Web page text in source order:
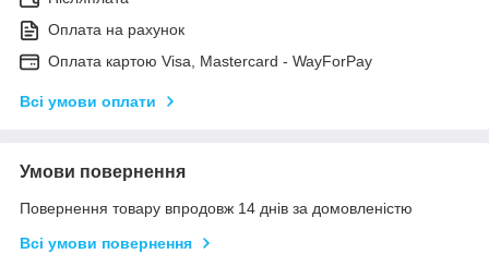
Оплата на рахунок
Оплата картою Visa, Mastercard - WayForPay
Всі умови оплати
Умови повернення
Повернення товару впродовж 14 днів за домовленістю
Всі умови повернення